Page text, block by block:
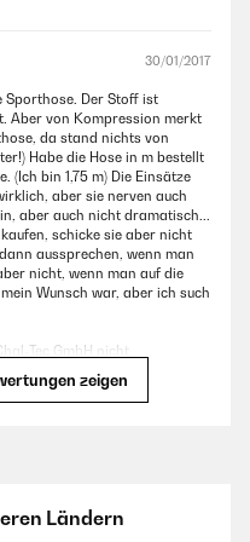
30/01/2017
Sporthose. Der Stoff ist
Aber von Kompression merkt
da stand nichts von
Habe die Hose in m bestellt
(Ich bin 1,75 m) Die Einsätze
aber sie nerven auch
aber auch nicht dramatisch...
schicke sie aber nicht
aussprechen, wenn man
nicht, wenn man auf die
Wunsch war, aber ich such
Tec GmbH nicht
beim
zeigen
Ländern